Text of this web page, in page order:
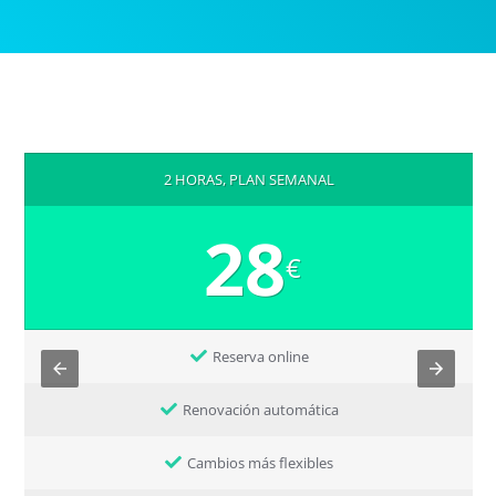
2 HORAS, PLAN SEMANAL
28€
Reserva online
Renovación automática
Cambios más flexibles